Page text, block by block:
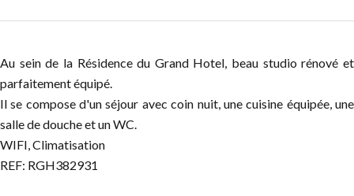
Au sein de la Résidence du Grand Hotel, beau studio rénové et
parfaitement équipé.
Il se compose d'un séjour avec coin nuit, une cuisine équipée, une
salle de douche et un WC.
WIFI, Climatisation
REF: RGH382931